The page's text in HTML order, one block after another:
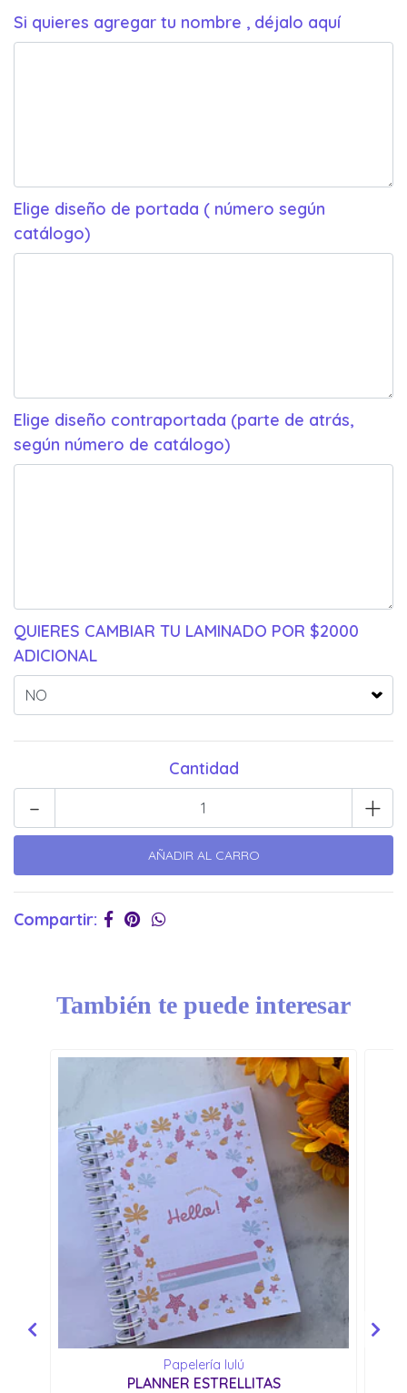
Si quieres agregar tu nombre , déjalo aquí
Elige diseño de portada ( número según
catálogo)
Elige diseño contraportada (parte de atrás,
según número de catálogo)
QUIERES CAMBIAR TU LAMINADO POR $2000
ADICIONAL
Cantidad
+
-
Compartir:
También te puede interesar
Papelería lulú
PLANNER ESTRELLITAS